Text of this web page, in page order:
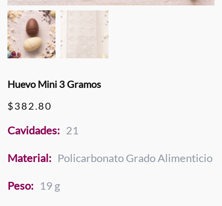
Huevo Mini 3 Gramos
$382.80
Cavidades: 21
Material: Policarbonato Grado Alimenticio
Peso: 19 g